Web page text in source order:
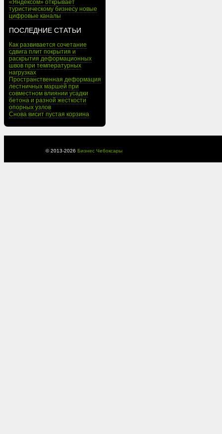
«Яндексом» открывает
туристическому бизнесу новые
цифровые каналы
ПОСЛЕДНИЕ СТАТЬИ
Как развивается сочетание
сдвига плит покрытия и
раскрытия деформационных
швов при температурных
нагрузках
Пространственная деформация
лестничных маршей при
совместном влиянии усадки
бетона и разной жесткости
опорных узлов
Снова висит пустая корзина
© 2013-2026 Бизнес Чебоксары